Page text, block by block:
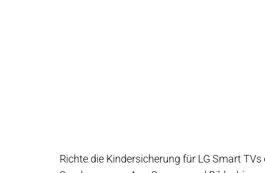
Richte die Kindersicherung für LG Smart